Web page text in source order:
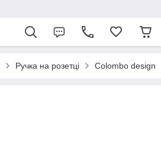
Ручка на розетці Colombo design